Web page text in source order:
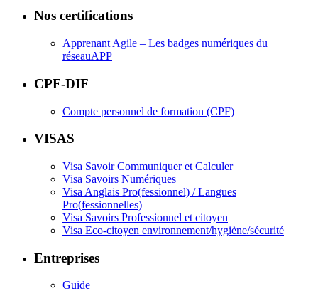
Nos certifications
Apprenant Agile – Les badges numériques du
réseauAPP
CPF-DIF
Compte personnel de formation (CPF)
VISAS
Visa Savoir Communiquer et Calculer
Visa Savoirs Numériques
Visa Anglais Pro(fessionnel) / Langues
Pro(fessionnelles)
Visa Savoirs Professionnel et citoyen
Visa Eco-citoyen environnement/hygiène/sécurité
Entreprises
Guide